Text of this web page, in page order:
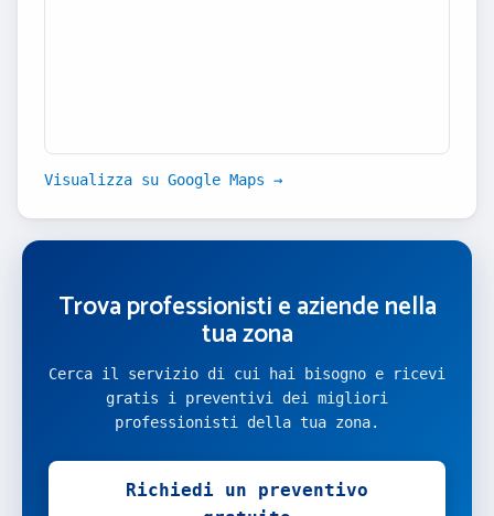
Visualizza su Google Maps →
Trova professionisti e aziende nella
tua zona
Cerca il servizio di cui hai bisogno e ricevi
gratis i preventivi dei migliori
professionisti della tua zona.
Richiedi un preventivo